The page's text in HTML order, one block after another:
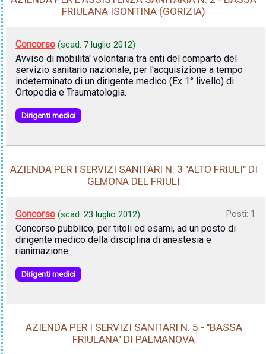
FRIULANA ISONTINA (GORIZIA)
Concorso (scad. 7 luglio 2012)
Avviso di mobilita' volontaria tra enti del comparto del
servizio sanitario nazionale, per l'acquisizione a tempo
indeterminato di un dirigente medico (Ex 1° livello) di
Ortopedia e Traumatologia.
Dirigenti medici
AZIENDA PER I SERVIZI SANITARI N. 3 "ALTO FRIULI" DI
GEMONA DEL FRIULI
Concorso (scad. 23 luglio 2012) Posti: 1
Concorso pubblico, per titoli ed esami, ad un posto di
dirigente medico della disciplina di anestesia e
rianimazione.
Dirigenti medici
AZIENDA PER I SERVIZI SANITARI N. 5 - "BASSA
FRIULANA" DI PALMANOVA